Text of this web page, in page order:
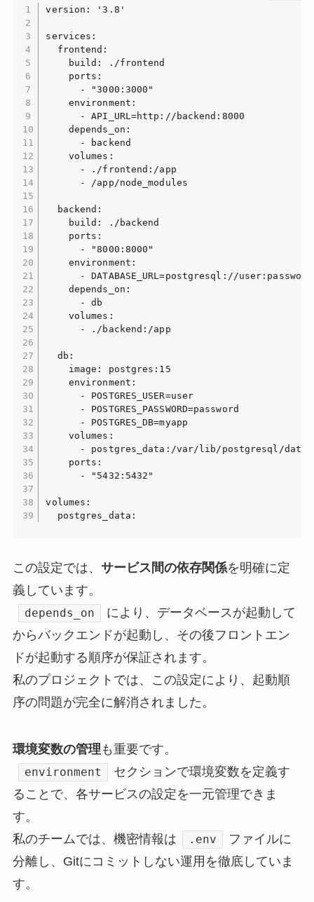
version: '3.8'
services:
  frontend:
    build: ./frontend
    ports:
      - "3000:3000"
    environment:
      - API_URL=http://backend:8000
    depends_on:
      - backend
    volumes:
      - ./frontend:/app
      - /app/node_modules
  backend:
    build: ./backend
    ports:
      - "8000:8000"
    environment:
- DATABASE_URL=postgresql://
    depends_on:
      - db
    volumes:
      - ./backend:/app
  db:
    image: postgres:15
    environment:
      - POSTGRES_USER=user
      - POSTGRES_PASSWORD=password
      - POSTGRES_DB=myapp
    volumes:
      - postgres_data:/var/lib/postgresql/data
    ports:
      - "5432:5432"
volumes:
この設定では、 サービス間の依存関係を明確に定
義しています。
depends_on
により、データベースが起動して
からバックエンドが起動し、その後フロントエン
ドが起動する順序が保証されます。
私のプロジェクトでは、この設定により、起動順
序の問題が完全に解消されました。
環境変数の管理 も重要です。
environment
セクションで環境変数を定義す
ることで、各サービスの設定を一元管理できま
す。
私のチームでは、機密情報は
.env
ファイルに
分離し、Gitにコミットしない運用を徹底していま
す。